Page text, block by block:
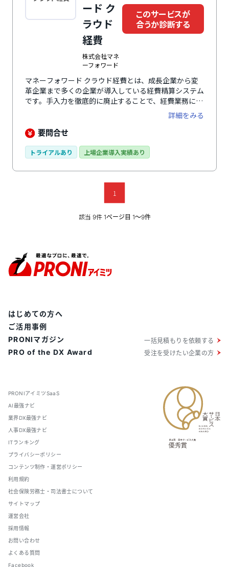
ード ク
ラウド
経費
株式会社マネ
ーフォワード
このサービスが
合うか診断する
マネーフォワード クラウド経費とは、成長企業から変
革企業まで多くの企業が導入している経費精算システム
です。手入力を徹底的に廃止することで、経費業務に費
やす時間の大幅削減に貢献します。OCRによる領収書・
レシートのシステムへの自動入力、駅名入力および交通
系ICカードリーダーの読み取りによる交通費自動計算、
得機能などを搭載。また、モバイルOS（Android、
ングルサインオンなどのセキュリティ対応、代理入力や
チャット・メールサポート、英語対応など、充実した機
能が盛り込まれています。また、無料プランに加えて小
規模事業者・中小企業・中堅・大企業向けと、企業規模
による様々なプランから選択できます。
詳細をみる
要問合せ
トライアルあり 上場企業導入実績あり
1
該当 9件 1ページ目 1〜9件
PRONIアイミツSaaS
AI最強ナビ
業界DX最強ナビ
人事DX最強ナビ
ITランキング
プライバシーポリシー
コンテンツ制作・運営ポリシー
利用規約
社会保険労務士・司法書士について
サイトマップ
運営会社
採用情報
お問い合わせ
よくある質問
Facebook
はじめての方へ
ご活用事例
PRONIマガジン
PRO of the DX Award
一括見積もりを依頼する
受注を受けたい企業の方